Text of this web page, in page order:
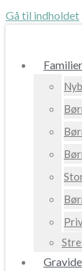
Gå til indholdet
Gravide